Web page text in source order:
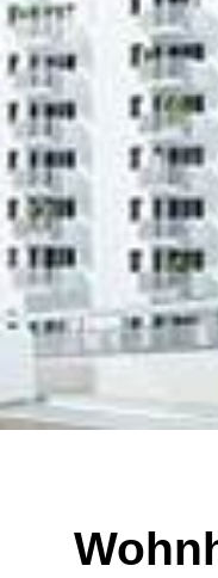
Karijera
Kontakt
Investitora